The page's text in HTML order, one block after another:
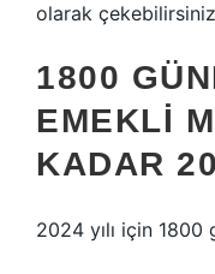
olarak
1800
EMEKLI
KADAR
2024 yılı için 1800